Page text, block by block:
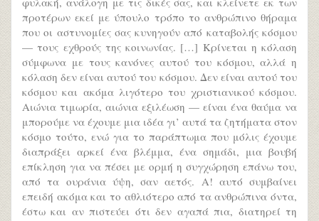
προτέρων εκεί με ύπουλο τρόπο το ανθρώπινο θήραμα
που οι αστυνομίες σας κυνηγούν από καταβολής κόσμου
— τους εχθρούς της κοινωνίας. […] Κρίνεται η κόλαση
σύμφωνα με τους κανόνες αυτού του κόσμου, αλλά η
κόλαση δεν είναι αυτού του κόσμου. Δεν είναι αυτού του
κόσμου και ακόμα λιγότερο του χριστιανικού κόσμου.
Αιώνια τιμωρία, αιώνια εξιλέωση — είναι ένα θαύμα να
μπορούμε να έχουμε μια ιδέα γι’ αυτά τα ζητήματα στον
κόσμο τούτο, ενώ για το παράπτωμα που μόλις έχουμε
διαπράξει αρκεί ένα βλέμμα, ένα σημάδι, μια βουβή
επίκληση για να πέσει με ορμή η συγχώρηση επάνω του,
από τα ουράνια ύψη, σαν αετός. Α! αυτό συμβαίνει
επειδή ακόμα και το αθλιότερο από τα ανθρώπινα όντα,
έστω και αν πιστεύει ότι δεν αγαπά πια, διατηρεί τη